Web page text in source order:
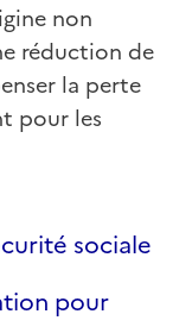
non
réduction de
la perte
pour les
sociale
pour